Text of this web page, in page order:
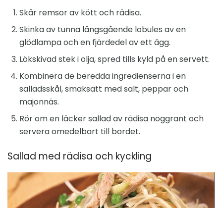
Skär remsor av kött och rädisa.
Skinka av tunna längsgående lobules av en
glödlampa och en fjärdedel av ett ägg.
Lökskivad stek i olja, spred tills kyld på en servett.
Kombinera de beredda ingredienserna i en
salladsskål, smaksatt med salt, peppar och
majonnäs.
Rör om en läcker sallad av rädisa noggrant och
servera omedelbart till bordet.
Sallad med rädisa och kyckling